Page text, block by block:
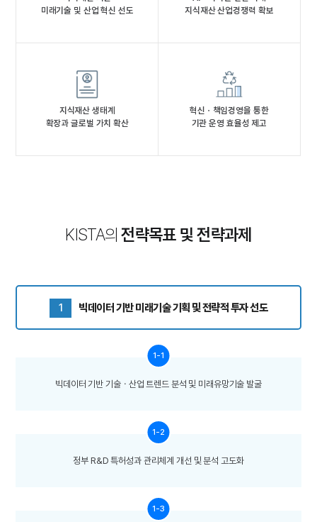
미래기술 및 산업 혁신 선도
지식재산 산업경쟁력 확보
지식재산 생태계
확장과 글로벌 가치 확산
혁신ㆍ책임경영을 통한
기관 운영 효율성 제고
KISTA의전략목표 및 전략과제
1 빅데이터 기반 미래기술 기획 및 전략적 투자 선도
1-1
빅데이터 기반 기술ㆍ산업 트렌드 분석 및 미래유망기술 발굴
1-2
정부 R&D 특허성과 관리체계 개선 및 분석 고도화
1-3